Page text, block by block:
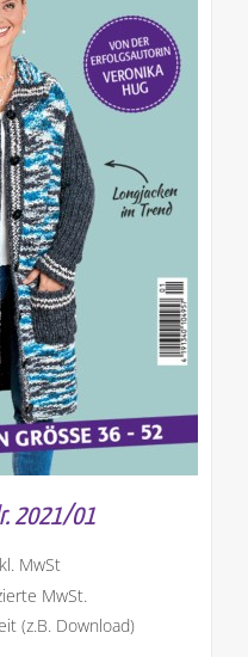
2021/01
MwSt
MwSt.
(z.B. Download)